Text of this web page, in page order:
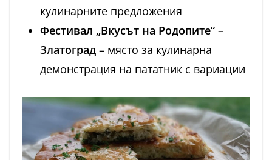
кулинарните предложения
Фестивал „Вкусът на Родопите“ –
Златоград – място за кулинарна
демонстрация на пататник с вариации